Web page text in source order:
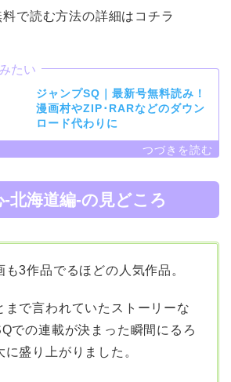
で読む方法の詳細はコチラ
ジャンプSQ｜最新号無料読み！
漫画村やZIP･RARなどのダウン
ロード代わりに
北海道編-の見どころ
3作品でるほどの人気作品。
まで言われていたストーリーな
での連載が決まった瞬間にるろ
盛り上がりました。